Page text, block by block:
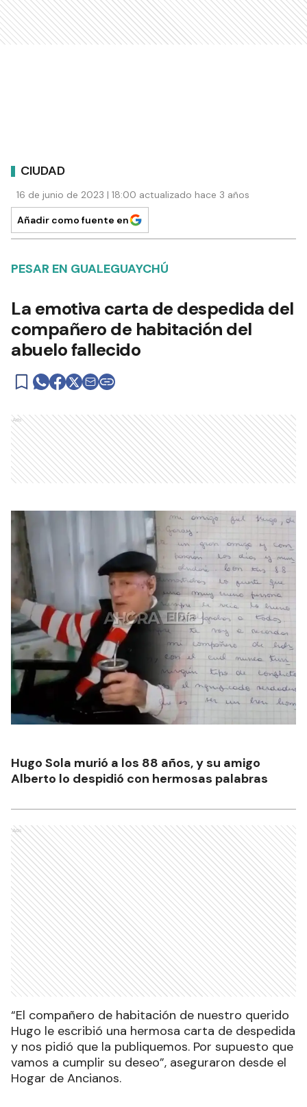
CIUDAD
16 de junio de 2023 | 18:00 actualizado hace 3 años
Añadir como fuente en
PESAR EN GUALEGUAYCHÚ
La emotiva carta de despedida del
compañero de habitación del
abuelo fallecido
Ads
Hugo Sola murió a los 88 años, y su amigo
Alberto lo despidió con hermosas palabras
Ads
“El compañero de habitación de nuestro querido
Hugo le escribió una hermosa carta de despedida
y nos pidió que la publiquemos. Por supuesto que
vamos a cumplir su deseo”, aseguraron desde el
Hogar de Ancianos.